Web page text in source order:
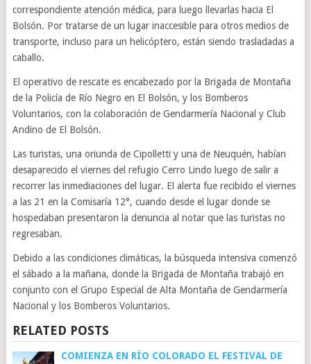
correspondiente atención médica, para luego llevarlas hacia El
Bolsón. Por tratarse de un lugar inaccesible para otros medios de
transporte, incluso para un helicóptero, están siendo trasladadas a
caballo.
El operativo de rescate es encabezado por la Brigada de Montaña
de la Policía de Río Negro en El Bolsón, y los Bomberos
Voluntarios, con la colaboración de Gendarmería Nacional y Club
Andino de El Bolsón.
Las turistas, una oriunda de Cipolletti y una de Neuquén, habían
desaparecido el viernes del refugio Cerro Lindo luego de salir a
recorrer las inmediaciones del lugar. El alerta fue recibido el viernes
a las 21 en la Comisaría 12°, cuando desde el lugar donde se
hospedaban presentaron la denuncia al notar que las turistas no
regresaban.
Debido a las condiciones climáticas, la búsqueda intensiva comenzó
el sábado a la mañana, donde la Brigada de Montaña trabajó en
conjunto con el Grupo Especial de Alta Montaña de Gendarmería
Nacional y los Bomberos Voluntarios.
RELATED POSTS
COMIENZA EN RÍO COLORADO EL FESTIVAL DE